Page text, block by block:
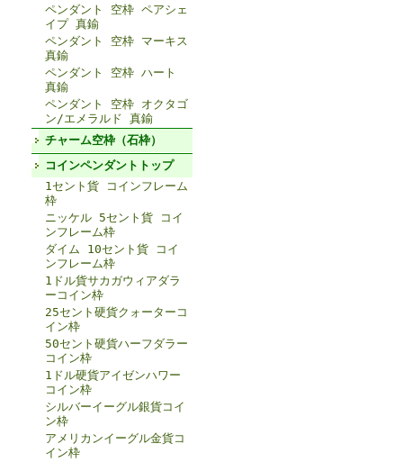
ペンダント 空枠 ペアシェ
イプ 真鍮
ペンダント 空枠 マーキス
真鍮
ペンダント 空枠 ハート
真鍮
ペンダント 空枠 オクタゴ
ン/エメラルド 真鍮
チャーム空枠（石枠）
コインペンダントトップ
1セント貨 コインフレーム
枠
ニッケル 5セント貨 コイ
ンフレーム枠
ダイム 10セント貨 コイ
ンフレーム枠
1ドル貨サカガウィアダラ
ーコイン枠
25セント硬貨クォーターコ
イン枠
50セント硬貨ハーフダラー
コイン枠
1ドル硬貨アイゼンハワー
コイン枠
シルバーイーグル銀貨コイ
ン枠
アメリカンイーグル金貨コ
イン枠